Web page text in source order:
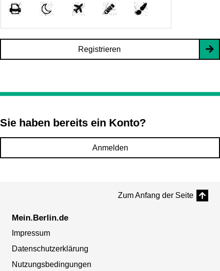
Registrieren
Sie haben bereits ein Konto?
Anmelden
Zum Anfang der Seite
Mein.Berlin.de
Impressum
Datenschutzerklärung
Nutzungsbedingungen